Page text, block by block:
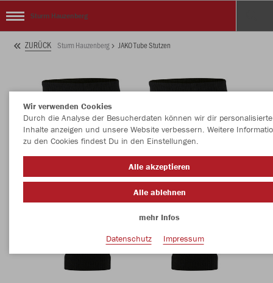
Sturm Hauzenberg
ZURÜCK Sturm Hauzenberg JAKO Tube Stutzen
Wir verwenden Cookies
Durch die Analyse der Besucherdaten können wir dir personalisierte
Inhalte anzeigen und unsere Website verbessern. Weitere
zu den Cookies findest Du in den Einstellungen.
Alle akzeptieren
Alle ablehnen
mehr Infos
Datenschutz
Impressum